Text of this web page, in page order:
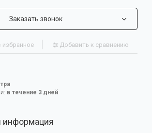
Заказать звонок
Добавить к сравнению
в течение 3 дней
информация